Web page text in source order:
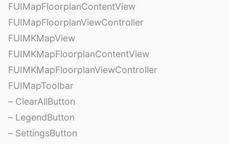
FUIMapFloorplanContentView
FUIMapFloorplanViewController
FUIMKMapView
FUIMKMapFloorplanContentView
FUIMKMapFloorplanViewController
FUIMapToolbar
– ClearAllButton
– LegendButton
– SettingsButton